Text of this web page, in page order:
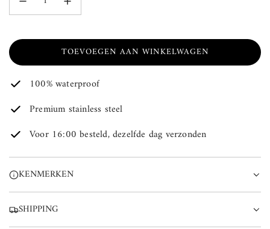
TOEVOEGEN AAN WINKELWAGEN
L
.
100% waterproof
Premium stainless steel
Voor 16:00 besteld, dezelfde dag verzonden
KENMERKEN
SHIPPING